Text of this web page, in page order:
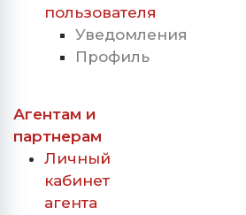
пользователя
Уведомления
Профиль
Агентам и
партнерам
Личный
кабинет
агента